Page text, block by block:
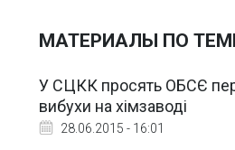
МАТЕРИАЛЫ ПО
У СЦКК просять ОБСЄ
вибухи на хімзаводі
28.06.2015 - 16:01